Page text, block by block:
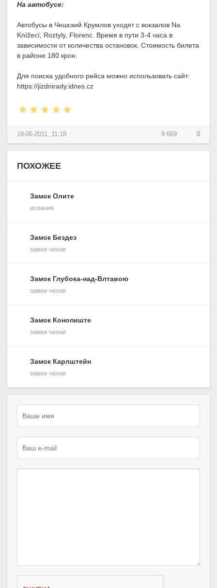
На автобусе:
Автобусы в Чешский Крумлов уходят с вокзалов Na
Knížecí, Roztyly, Florenc. Время в пути 3-4 часа в
зависимости от количества остановок. Стоимость билета
в районе 180 крон.
Для поиска удобного рейса можно использовать сайт:
https://jizdnirady.idnes.cz
9 669 0
19-06-2011, 11:18
ПОХОЖЕЕ
Замок Олите
испания
Замок Бездез
замки чехии
Замок Глубока-над-Влтавою
замки чехии
Замок Конопиште
замки чехии
Замок Карлштейн
замки чехии